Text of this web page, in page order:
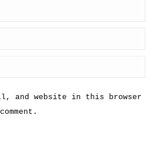
and website in this browser